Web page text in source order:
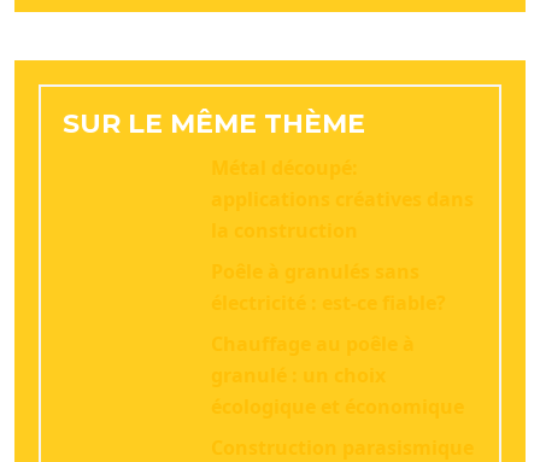
SUR LE MÊME THÈME
Métal découpé:
applications créatives dans
la construction
Poêle à granulés sans
électricité : est-ce fiable?
Chauffage au poêle à
granulé : un choix
écologique et économique
Construction parasismique